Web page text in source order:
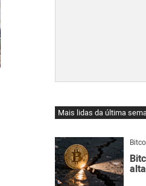
Mais lidas da última
alta